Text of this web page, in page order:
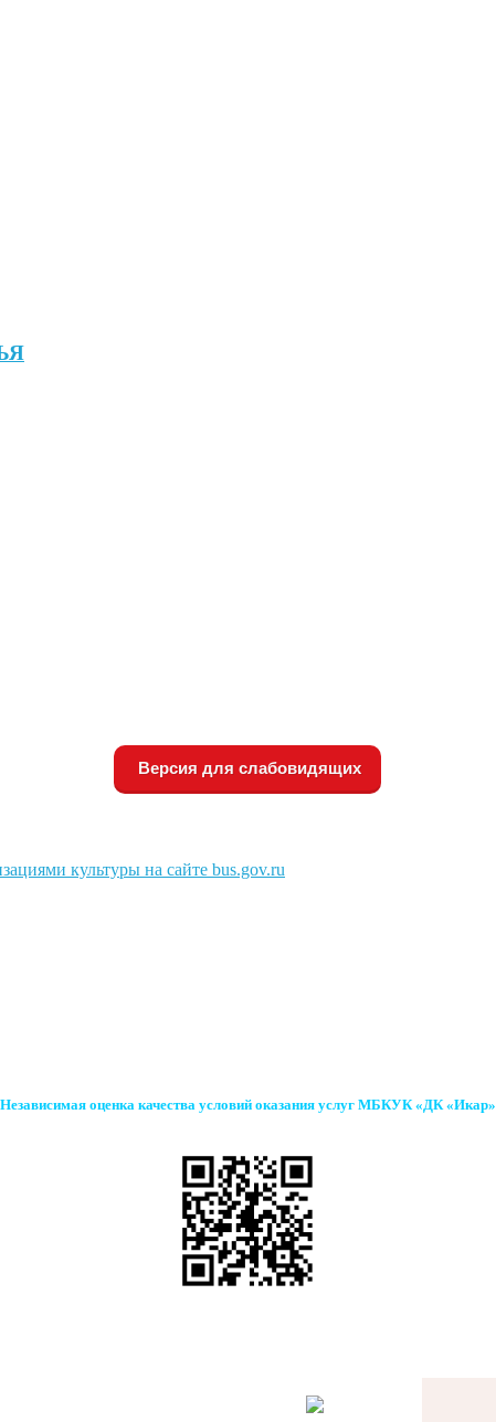
Версия для слабовидящих
культуры на сайте bus.gov.ru
Независимая оценка качества условий оказания услуг МБКУК «ДК «Икар»